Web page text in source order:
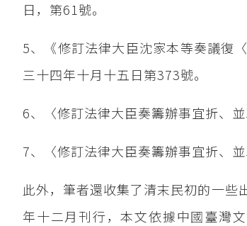
日，第61號。
5、《修訂法律大臣沈家本等奏議復
三十四年十月十五日第373號。
6、〈修訂法律大臣奏籌辦事宜折、
7、〈修訂法律大臣奏籌辦事宜折、
此外，筆者還收集了清末民初的一些
年十二月刊行，本文依據中國臺灣